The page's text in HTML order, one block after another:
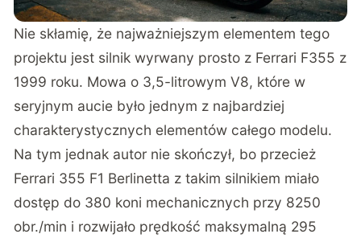
Nie skłamię, że najważniejszym elementem tego
projektu jest silnik wyrwany prosto z Ferrari F355 z
1999 roku. Mowa o 3,5-litrowym V8, które w
seryjnym aucie było jednym z najbardziej
charakterystycznych elementów całego modelu.
Na tym jednak autor nie skończył, bo przecież
Ferrari 355 F1 Berlinetta z takim silnikiem miało
dostęp do 380 koni mechanicznych przy 8250
obr./min i rozwijało prędkość maksymalną 295